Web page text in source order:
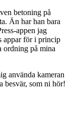
betoning på
Än har han bara
appen jag
appar för i princip
ordning på mina
använda kameran
besvär, som ni hör!